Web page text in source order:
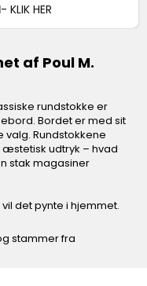
- KLIK HER
af Poul M.
rundstokke er
Bordet er med sit
Rundstokkene
udtryk – hvad
stak magasiner
det pynte i hjemmet.
stammer fra